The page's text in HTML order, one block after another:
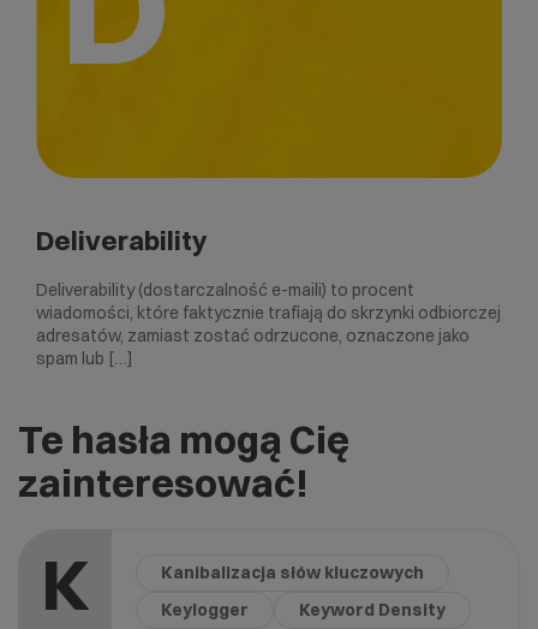
Deliverability
Deliverability (dostarczalność e-maili) to procent
wiadomości, które faktycznie trafiają do skrzynki odbiorczej
adresatów, zamiast zostać odrzucone, oznaczone jako
spam lub […]
Te hasła mogą Cię
zainteresować!
K
Kanibalizacja słów kluczowych
Keylogger
Keyword Density